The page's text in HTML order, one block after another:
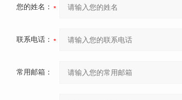
您的姓名：
联系电话：
常用邮箱：